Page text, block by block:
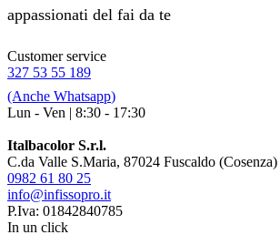
appassionati del fai da te
Customer service
327 53 55 189
(Anche Whatsapp)
Lun - Ven | 8:30 - 17:30
Italbacolor S.r.l.
C.da Valle S.Maria, 87024 Fuscaldo (Cosenza)
0982 61 80 25
info@infissopro.it
P.Iva: 01842840785
In un click